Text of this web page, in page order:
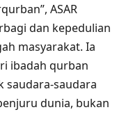
ASAR
dan kepedulian
masyarakat. Ia
ibadah qurban
saudara-saudara
dunia, bukan